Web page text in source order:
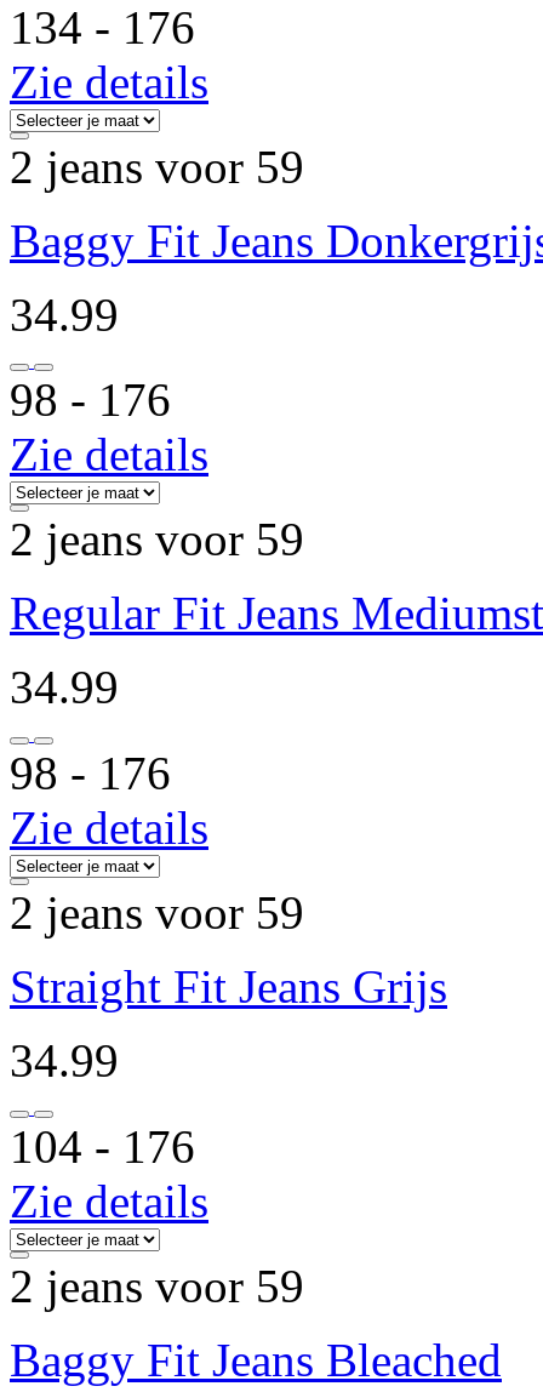
134 ‐ 176
Zie details
2 jeans voor 59
Baggy Fit Jeans
34.99
98 ‐ 176
Zie details
2 jeans voor 59
Regular Fit Jeans
34.99
98 ‐ 176
Zie details
2 jeans voor 59
Straight Fit Jeans Grijs
34.99
104 ‐ 176
Zie details
2 jeans voor 59
Baggy Fit Jeans Bleached